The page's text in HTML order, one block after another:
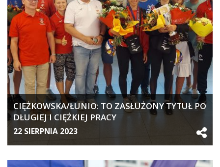
CIĘŻKOWSKA/ŁUNIO: TO ZASŁUŻONY TYTUŁ PO
DŁUGIEJ I CIĘŻKIEJ PRACY
22 SIERPNIA 2023